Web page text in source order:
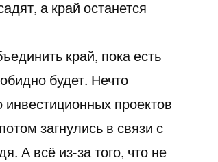
а край останется
край, пока есть
будет. Нечто
проектов
загнулись в связи с
А всё из-за того, что не